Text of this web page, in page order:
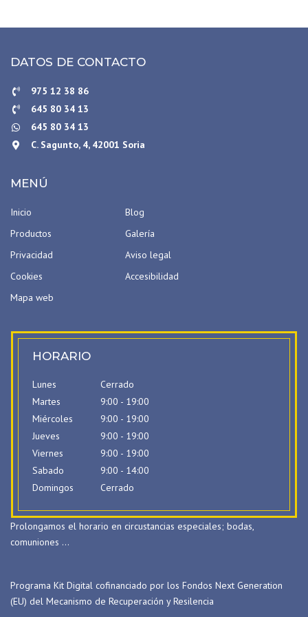
DATOS DE CONTACTO
975 12 38 86
645 80 34 13
645 80 34 13
C. Sagunto, 4, 42001 Soria
MENÚ
Inicio
Blog
Productos
Galería
Privacidad
Aviso legal
Cookies
Accesibilidad
Mapa web
HORARIO
Lunes
Cerrado
Martes
9:00 - 19:00
Miércoles
9:00 - 19:00
Jueves
9:00 - 19:00
Viernes
9:00 - 19:00
Sabado
9:00 - 14:00
Domingos
Cerrado
Prolongamos el horario en circustancias especiales; bodas,
comuniones …
Programa Kit Digital cofinanciado por los Fondos Next Generation
(EU) del Mecanismo de Recuperación y Resilencia